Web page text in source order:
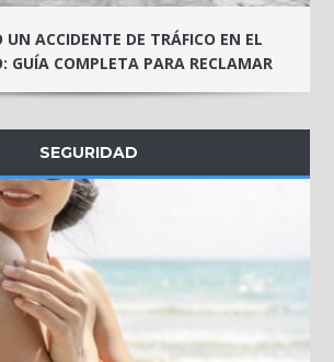
UN ACCIDENTE DE TRÁFICO EN EL
GUÍA COMPLETA PARA RECLAMAR
SEGURIDAD